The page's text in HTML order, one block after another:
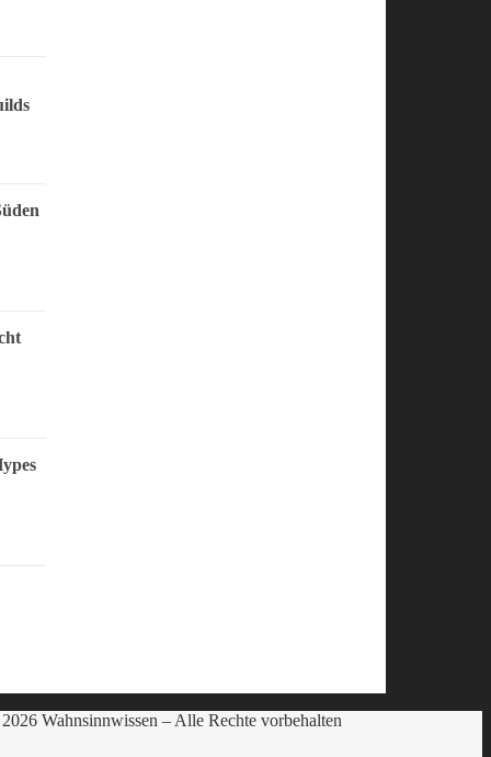
Wahnsinnwissen – Alle Rechte vorbehalten